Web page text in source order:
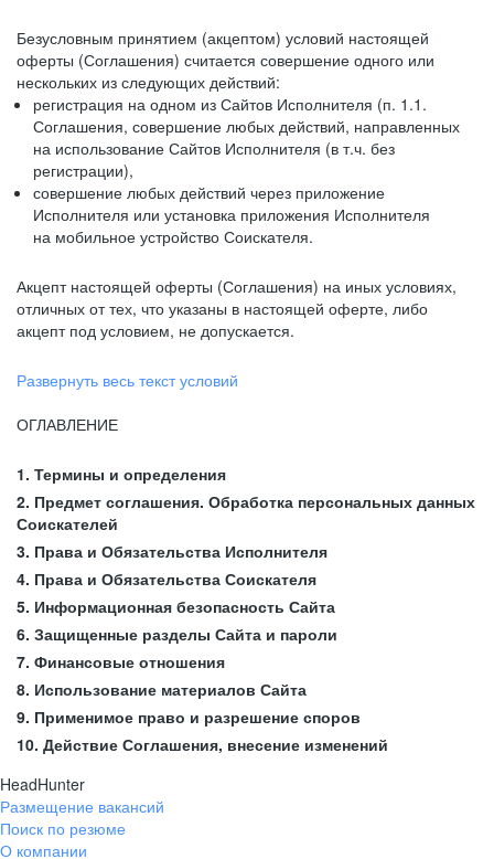
Безусловным принятием (акцептом) условий настоящей
оферты (Соглашения) считается совершение одного или
нескольких из следующих действий:
регистрация на одном из Сайтов Исполнителя (п. 1.1.
Соглашения, совершение любых действий, направленных
на использование Сайтов Исполнителя (в т.ч. без
регистрации),
совершение любых действий через приложение
Исполнителя или установка приложения Исполнителя
на мобильное устройство Соискателя.
Акцепт настоящей оферты (Соглашения) на иных условиях,
отличных от тех, что указаны в настоящей оферте, либо
акцепт под условием, не допускается.
Развернуть весь текст условий
ОГЛАВЛЕНИЕ
1. Термины и определения
2. Предмет соглашения. Обработка персональных данных
Соискателей
3. Права и Обязательства Исполнителя
4. Права и Обязательства Соискателя
5. Информационная безопасность Сайта
6. Защищенные разделы Сайта и пароли
7. Финансовые отношения
8. Использование материалов Сайта
9. Применимое право и разрешение споров
10. Действие Соглашения, внесение изменений
HeadHunter
Размещение вакансий
Поиск по резюме
О компании